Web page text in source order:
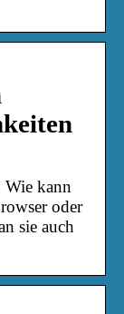
kann
oder
sie auch